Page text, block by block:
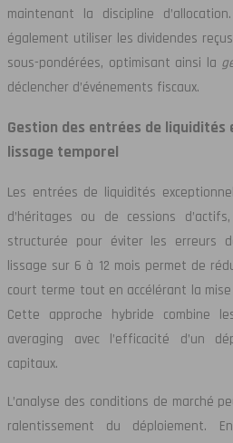
maintenant la discipline
également utiliser les dividendes
sous-pondérées, optimisant ainsi la
déclencher d’événements fiscaux.
Gestion des entrées de liquidités
lissage temporel
Les entrées de liquidités
d’héritages ou de cessions
structurée pour éviter les erreurs
lissage sur 6 à 12 mois permet de
court terme tout en accélérant la mise
Cette approche hybride combine
averaging avec l’efficacité d’un
capitaux.
L’analyse des conditions de marché
ralentissement du déploiement.